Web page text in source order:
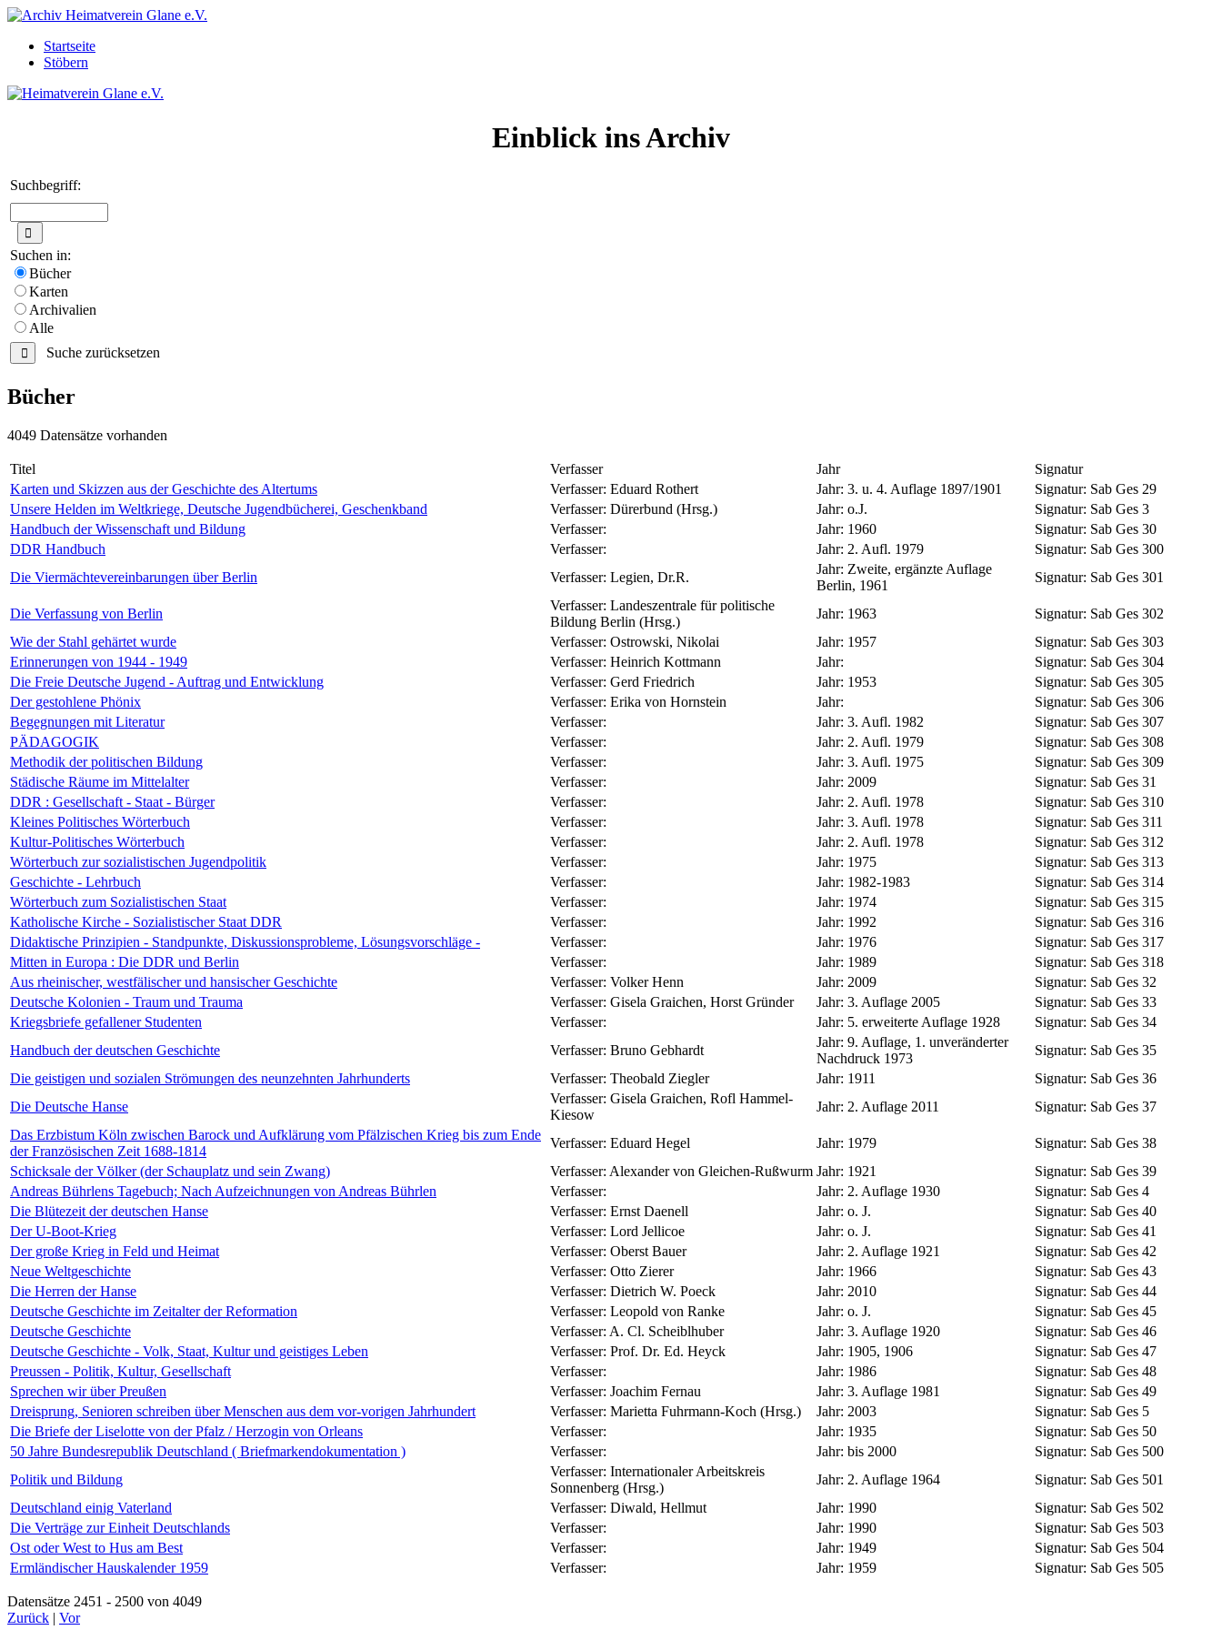
Startseite
Stöbern
Einblick ins Archiv
Suchbegriff:
Suchen in:
Bücher
Karten
Archivalien
Alle
Suche zurücksetzen
Bücher
4049 Datensätze vorhanden
Titel Verfasser Jahr
Signatur
Karten und Skizzen aus der Geschichte des Altertums
Verfasser: Eduard Rothert Jahr: 3. u. 4. Auflage 1897/1901 Signatur: Sab Ges 29
Unsere Helden im Weltkriege, Deutsche Jugendbücherei, Geschenkband
Verfasser: Dürerbund (Hrsg.) Jahr: o.J. Signatur: Sab Ges 3
Handbuch der Wissenschaft und Bildung
Verfasser: Jahr: 1960 Signatur: Sab Ges 30
DDR Handbuch
Verfasser: Jahr: 2. Aufl. 1979 Signatur: Sab Ges 300
Die Viermächtevereinbarungen über Berlin
Verfasser: Legien, Dr.R.
Jahr: Zweite, ergänzte Auflage
Berlin, 1961
Signatur: Sab Ges 301
Die Verfassung von Berlin
Verfasser: Landeszentrale für politische
Bildung Berlin (Hrsg.)
Jahr: 1963 Signatur: Sab Ges 302
Wie der Stahl gehärtet wurde
Verfasser: Ostrowski, Nikolai Jahr: 1957 Signatur: Sab Ges 303
Erinnerungen von 1944 - 1949
Verfasser: Heinrich Kottmann Jahr: Signatur: Sab Ges 304
Die Freie Deutsche Jugend - Auftrag und Entwicklung
Verfasser: Gerd Friedrich Jahr: 1953 Signatur: Sab Ges 305
Der gestohlene Phönix
Verfasser: Erika von Hornstein Jahr: Signatur: Sab Ges 306
Begegnungen mit Literatur
Verfasser: Jahr: 3. Aufl. 1982 Signatur: Sab Ges 307
PÄDAGOGIK
Verfasser: Jahr: 2. Aufl. 1979 Signatur: Sab Ges 308
Methodik der politischen Bildung
Verfasser: Jahr: 3. Aufl. 1975 Signatur: Sab Ges 309
Städische Räume im Mittelalter
Verfasser: Jahr: 2009 Signatur: Sab Ges 31
DDR : Gesellschaft - Staat - Bürger
Verfasser: Jahr: 2. Aufl. 1978 Signatur: Sab Ges 310
Kleines Politisches Wörterbuch
Verfasser: Jahr: 3. Aufl. 1978 Signatur: Sab Ges 311
Kultur-Politisches Wörterbuch
Verfasser: Jahr: 2. Aufl. 1978 Signatur: Sab Ges 312
Wörterbuch zur sozialistischen Jugendpolitik
Verfasser: Jahr: 1975 Signatur: Sab Ges 313
Geschichte - Lehrbuch
Verfasser: Jahr: 1982-1983 Signatur: Sab Ges 314
Wörterbuch zum Sozialistischen Staat
Verfasser: Jahr: 1974 Signatur: Sab Ges 315
Katholische Kirche - Sozialistischer Staat DDR
Verfasser: Jahr: 1992 Signatur: Sab Ges 316
Didaktische Prinzipien - Standpunkte, Diskussionsprobleme, Lösungsvorschläge -
Verfasser: Jahr: 1976 Signatur: Sab Ges 317
Mitten in Europa : Die DDR und Berlin
Verfasser: Jahr: 1989 Signatur: Sab Ges 318
Aus rheinischer, westfälischer und hansischer Geschichte
Verfasser: Volker Henn Jahr: 2009 Signatur: Sab Ges 32
Deutsche Kolonien - Traum und Trauma
Verfasser: Gisela Graichen, Horst Gründer Jahr: 3. Auflage 2005 Signatur: Sab Ges 33
Kriegsbriefe gefallener Studenten
Verfasser: Jahr: 5. erweiterte Auflage 1928 Signatur: Sab Ges 34
Handbuch der deutschen Geschichte
Verfasser: Bruno Gebhardt
Jahr: 9. Auflage, 1. unveränderter
Nachdruck 1973
Signatur: Sab Ges 35
Die geistigen und sozialen Strömungen des neunzehnten Jahrhunderts
Verfasser: Theobald Ziegler Jahr: 1911 Signatur: Sab Ges 36
Die Deutsche Hanse
Verfasser: Gisela Graichen, Rofl Hammel-
Kiesow
Jahr: 2. Auflage 2011 Signatur: Sab Ges 37
Das Erzbistum Köln zwischen Barock und Aufklärung vom Pfälzischen Krieg bis zum Ende
der Französischen Zeit 1688-1814
Verfasser: Eduard Hegel Jahr: 1979 Signatur: Sab Ges 38
Schicksale der Völker (der Schauplatz und sein Zwang)
Verfasser: Alexander von Gleichen-Rußwurm Jahr: 1921 Signatur: Sab Ges 39
Andreas Bührlens Tagebuch; Nach Aufzeichnungen von Andreas Bührlen
Verfasser: Jahr: 2. Auflage 1930 Signatur: Sab Ges 4
Die Blütezeit der deutschen Hanse
Verfasser: Ernst Daenell Jahr: o. J. Signatur: Sab Ges 40
Der U-Boot-Krieg
Verfasser: Lord Jellicoe Jahr: o. J. Signatur: Sab Ges 41
Der große Krieg in Feld und Heimat
Verfasser: Oberst Bauer Jahr: 2. Auflage 1921 Signatur: Sab Ges 42
Neue Weltgeschichte
Verfasser: Otto Zierer Jahr: 1966 Signatur: Sab Ges 43
Die Herren der Hanse
Verfasser: Dietrich W. Poeck Jahr: 2010 Signatur: Sab Ges 44
Deutsche Geschichte im Zeitalter der Reformation
Verfasser: Leopold von Ranke Jahr: o. J. Signatur: Sab Ges 45
Deutsche Geschichte
Verfasser: A. Cl. Scheiblhuber Jahr: 3. Auflage 1920 Signatur: Sab Ges 46
Deutsche Geschichte - Volk, Staat, Kultur und geistiges Leben
Verfasser: Prof. Dr. Ed. Heyck Jahr: 1905, 1906 Signatur: Sab Ges 47
Preussen - Politik, Kultur, Gesellschaft
Verfasser: Jahr: 1986 Signatur: Sab Ges 48
Sprechen wir über Preußen
Verfasser: Joachim Fernau Jahr: 3. Auflage 1981 Signatur: Sab Ges 49
Dreisprung, Senioren schreiben über Menschen aus dem vor-vorigen Jahrhundert
Verfasser: Marietta Fuhrmann-Koch (Hrsg.) Jahr: 2003 Signatur: Sab Ges 5
Die Briefe der Liselotte von der Pfalz / Herzogin von Orleans
Verfasser: Jahr: 1935 Signatur: Sab Ges 50
50 Jahre Bundesrepublik Deutschland ( Briefmarkendokumentation )
Verfasser: Jahr: bis 2000 Signatur: Sab Ges 500
Politik und Bildung
Verfasser: Internationaler Arbeitskreis
Sonnenberg (Hrsg.)
Jahr: 2. Auflage 1964 Signatur: Sab Ges 501
Deutschland einig Vaterland
Verfasser: Diwald, Hellmut Jahr: 1990 Signatur: Sab Ges 502
Die Verträge zur Einheit Deutschlands
Verfasser: Jahr: 1990 Signatur: Sab Ges 503
Ost oder West to Hus am Best
Verfasser: Jahr: 1949 Signatur: Sab Ges 504
Ermländischer Hauskalender 1959
Verfasser: Jahr: 1959 Signatur: Sab Ges 505
Datensätze 2451 - 2500 von 4049
Zurück | Vor